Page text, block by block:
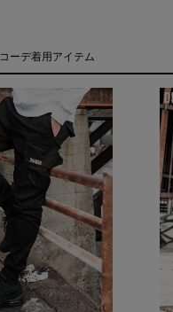
コーデ着用アイテム